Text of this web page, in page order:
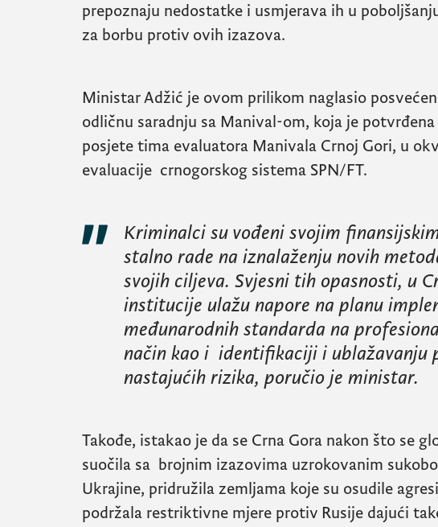
prepoznaju nedostatke i usmjerava ih u
za borbu protiv ovih izazova.
Ministar Adžić je ovom prilikom naglasio
odličnu saradnju sa Manival-om, koja je
posjete tima evaluatora Manivala Crnoj Gori, u
evaluacije crnogorskog sistema SPN/FT.
Kriminalci su vođeni svojim
stalno rade na iznalaženju novih
svojih ciljeva. Svjesni tih opasnosti, u
institucije ulažu napore na planu
međunarodnih standarda na
način kao i identifikaciji i ublažavanju
nastajućih rizika, poručio je ministar.
Takođe, istakao je da se Crna Gora nakon što se
suočila sa brojnim izazovima uzrokovanim
Ukrajine, pridružila zemljama koje su osudile
podržala restriktivne mjere protiv Rusije dajući